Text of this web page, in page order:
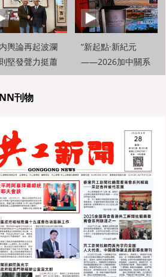
輿論再起波瀾
堅發聲力挺蕭
并呼籲深化兩
流
“新起點·新紀元
——2026加中關系
展望論壇”在多倫多
刊物